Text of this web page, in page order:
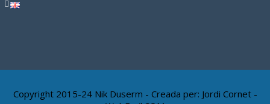
Copyright 2015-24 Nik Duserm - Creada per: Jordi Cornet -